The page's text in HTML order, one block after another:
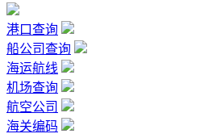
港口查询
船公司查询
海运航线
机场查询
航空公司
海关编码